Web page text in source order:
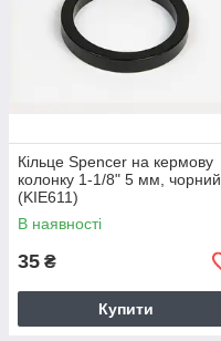
Кільце Spencer на кермову
колонку 1-1/8" 5 мм, чорний
(KIE611)
В наявності
35 ₴
Купити